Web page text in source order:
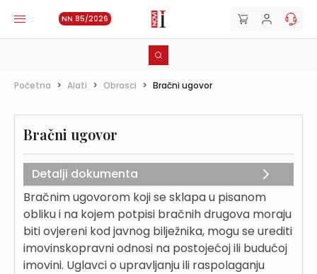
NN 85/2026
Početna > Alati > Obrasci > Bračni ugovor
Bračni ugovor
Detalji dokumenta
Bračnim ugovorom koji se sklapa u pisanom
obliku i na kojem potpisi bračnih drugova moraju
biti ovjereni kod javnog bilježnika, mogu se urediti
imovinskopravni odnosi na postojećoj ili budućoj
imovini. Uglavci o upravljanju ili raspolaganju